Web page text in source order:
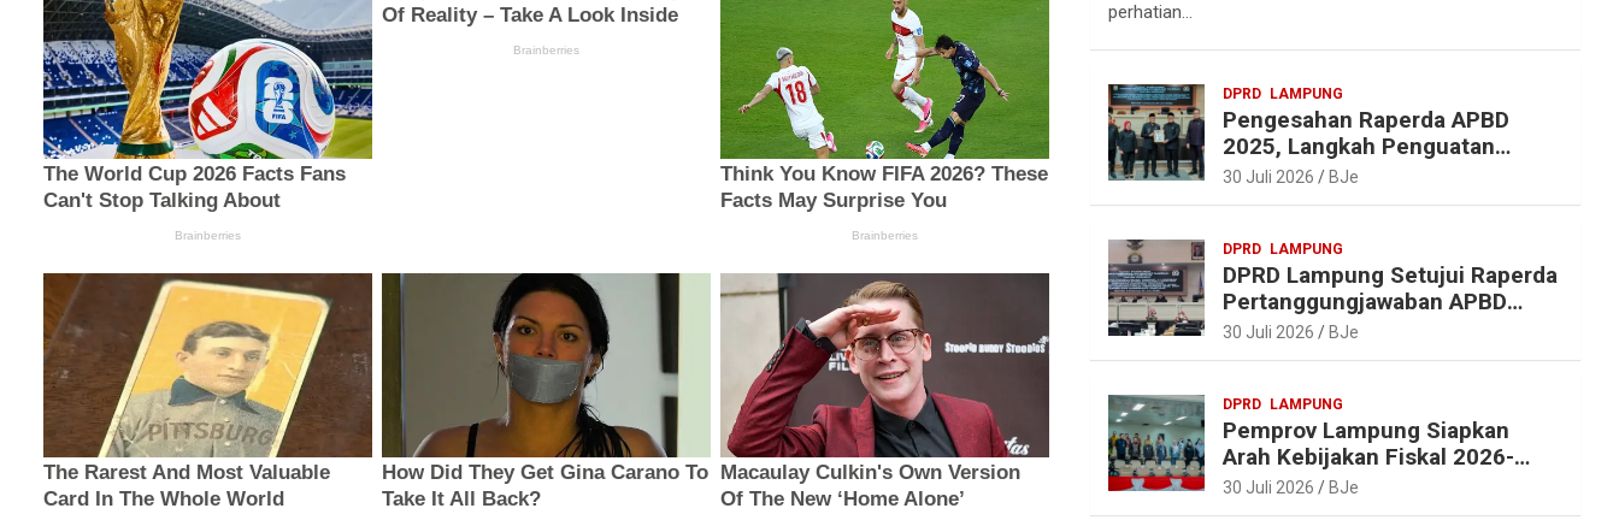
r
t
perhatian…
DPRD LAMPUNG
Pengesahan Raperda APBD
2025, Langkah Penguatan
Akuntabilitas dan
Pembangunan Lampung
30 Juli 2026 BJe
DPRD LAMPUNG
DPRD Lampung Setujui Raperda
Pertanggungjawaban APBD
2025, Beri Sejumlah
Rekomendasi Perbaikan
30 Juli 2026 BJe
DPRD LAMPUNG
Pemprov Lampung Siapkan
Arah Kebijakan Fiskal 2026-
2027 yang Realistis dan
Berkelanjutan
30 Juli 2026 BJe